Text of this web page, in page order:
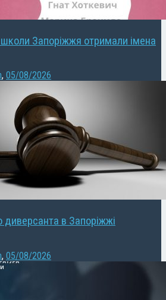
Запоріжжя отримали імена
, 05/08/2026
в Запоріжжі
, 05/08/2026